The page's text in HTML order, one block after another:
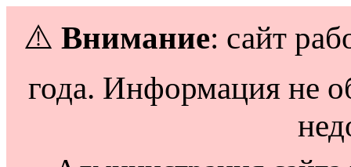
⚠️ Внимание: сайт
года. Информация не